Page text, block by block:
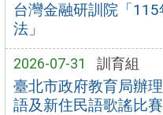
台灣金融研訓院「
法」
2026-07-31 訓育組
臺北市政府教育局辦
語及新住民語歌謠比賽